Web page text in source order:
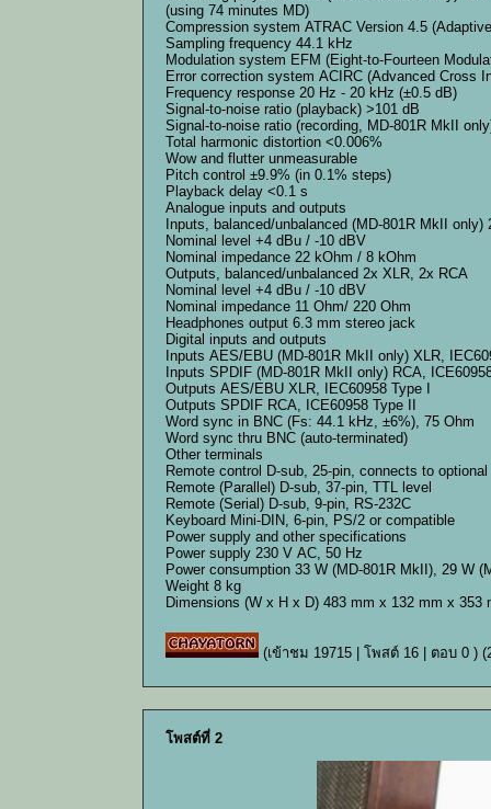
(using 74 minutes MD)
Compression system ATRAC Version 4.5
Sampling frequency 44.1 kHz
Modulation system EFM (Eight-to-Fourteen
Error correction system ACIRC (Advanced Cross
Frequency response 20 Hz - 20 kHz (±0.5 dB)
Signal-to-noise ratio (playback) >101 dB
Signal-to-noise ratio (recording, MD-801R MkII
Total harmonic distortion <0.006%
Wow and flutter unmeasurable
Pitch control ±9.9% (in 0.1% steps)
Playback delay <0.1 s
Analogue inputs and outputs
Inputs, balanced/unbalanced (MD-801R MkII only)
Nominal level +4 dBu / -10 dBV
Nominal impedance 22 kOhm / 8 kOhm
Outputs, balanced/unbalanced 2x XLR, 2x RCA
Nominal level +4 dBu / -10 dBV
Nominal impedance 11 Ohm/ 220 Ohm
Headphones output 6.3 mm stereo jack
Digital inputs and outputs
Inputs AES/EBU (MD-801R MkII only) XLR,
Inputs SPDIF (MD-801R MkII only) RCA,
Outputs AES/EBU XLR, IEC60958 Type I
Outputs SPDIF RCA, ICE60958 Type II
Word sync in BNC (Fs: 44.1 kHz, ±6%), 75 Ohm
Word sync thru BNC (auto-terminated)
Other terminals
Remote control D-sub, 25-pin, connects to optional
Remote (Parallel) D-sub, 37-pin, TTL level
Remote (Serial) D-sub, 9-pin, RS-232C
Keyboard Mini-DIN, 6-pin, PS/2 or compatible
Power supply and other specifications
Power supply 230 V AC, 50 Hz
Power consumption 33 W (MD-801R MkII), 29 W
Weight 8 kg
Dimensions (W x H x D) 483 mm x 132 mm x 353
(เข้าชม 19715 | โพสต์ 16 | ตอบ 0 )
โพสต์ที่ 2